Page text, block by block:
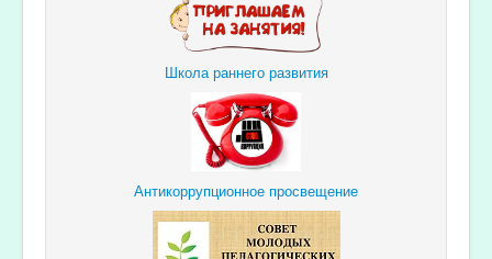
Школа раннего развития
Антикоррупционное просвещение